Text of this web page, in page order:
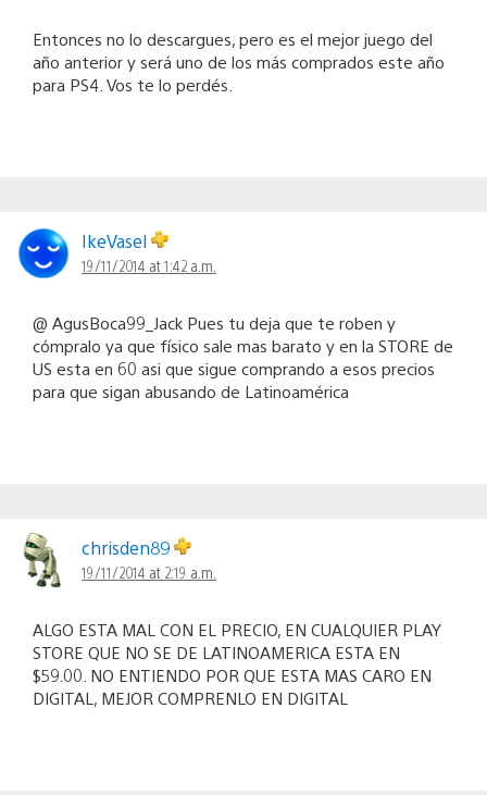
Entonces no lo descargues, pero es el mejor juego del
año anterior y será uno de los más comprados este año
para PS4. Vos te lo perdés.
IkeVasel
19/11/2014 at 1:42 a.m.
@ AgusBoca99_Jack Pues tu deja que te roben y
cómpralo ya que físico sale mas barato y en la STORE de
US esta en 60 asi que sigue comprando a esos precios
para que sigan abusando de Latinoamérica
chrisden89
19/11/2014 at 2:19 a.m.
ALGO ESTA MAL CON EL PRECIO, EN CUALQUIER PLAY
STORE QUE NO SE DE LATINOAMERICA ESTA EN
$59.00. NO ENTIENDO POR QUE ESTA MAS CARO EN
DIGITAL, MEJOR COMPRENLO EN DIGITAL